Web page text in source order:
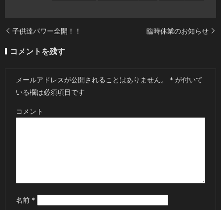
子供達パワー全開！！ 臨時休業のお知らせ
コメントを残す
メールアドレスが公開されることはありません。 * が付いて
いる欄は必須項目です
コメント
名前 *